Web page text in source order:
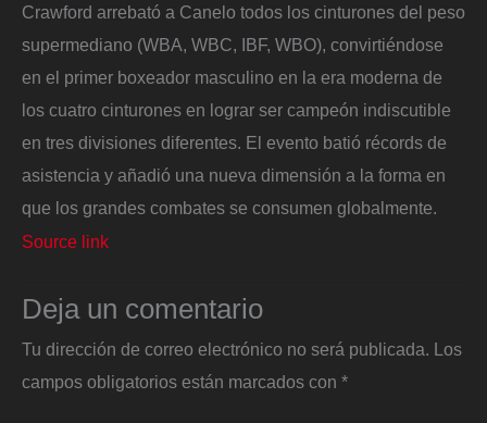
Crawford arrebató a Canelo todos los cinturones del peso
supermediano (WBA, WBC, IBF, WBO), convirtiéndose
en el primer boxeador masculino en la era moderna de
los cuatro cinturones en lograr ser campeón indiscutible
en tres divisiones diferentes. El evento batió récords de
asistencia y añadió una nueva dimensión a la forma en
que los grandes combates se consumen globalmente.
Source link
Deja un comentario
Tu dirección de correo electrónico no será publicada. Los
campos obligatorios están marcados con *